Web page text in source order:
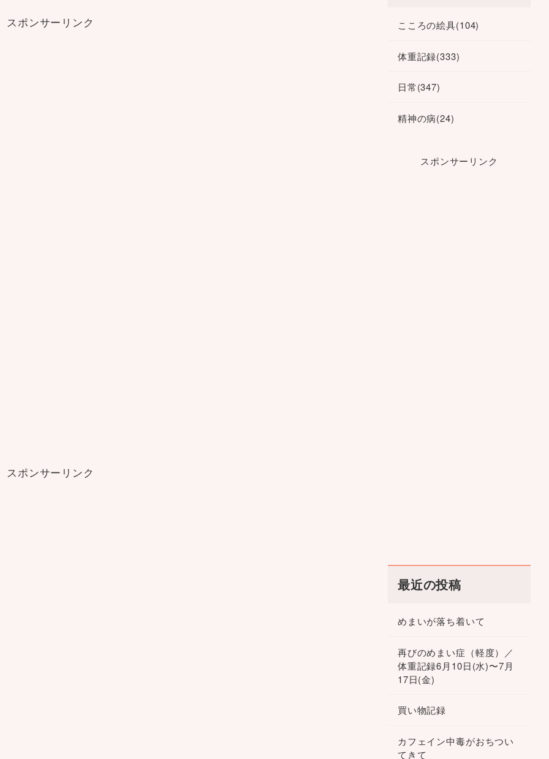
スポンサーリンク
スポンサーリンク
こころの絵具(104)
体重記録(333)
日常(347)
精神の病(24)
スポンサーリンク
最近の投稿
めまいが落ち着いて
再びのめまい症（軽度）／
体重記録6月10日(水)〜7月
17日(金)
買い物記録
カフェイン中毒がおちつい
てきて